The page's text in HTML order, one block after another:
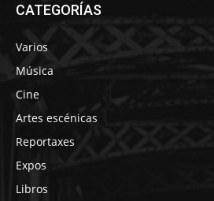
CATEGORÍAS
Varios
Música
Cine
Artes escénicas
Reportaxes
Expos
Libros